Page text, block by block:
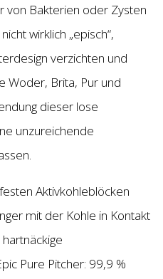
von Bakterien oder Zysten
wirklich „episch“,
verzichten und
Woder, Brita, Pur und
dieser lose
unzureichende
Aktivkohleblöcken
mit der Kohle in Kontakt
Pure Pitcher: 99,9 %